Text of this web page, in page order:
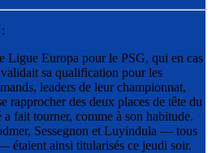
Ligue Europa pour le PSG, qui en cas
sa qualification pour les
leaders de leur championnat,
rapprocher des deux places de tête du
fait tourner, comme à son habitude.
Sessegnon et Luyindula — tous
étaient ainsi titularisés ce jeudi soir.